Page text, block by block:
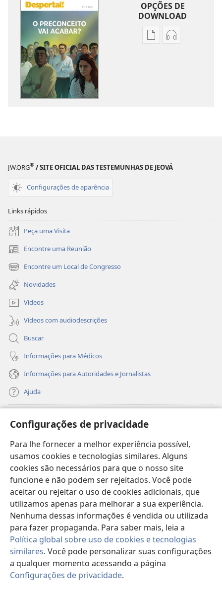
Configurações de privacidade
Para lhe fornecer a melhor experiência possível,
usamos cookies e tecnologias similares. Alguns
cookies são necessários para que o nosso site
funcione e não podem ser rejeitados. Você pode
aceitar ou rejeitar o uso de cookies adicionais, que
utilizamos apenas para melhorar a sua experiência.
Nenhuma dessas informações é vendida ou utilizada
para fazer propaganda. Para saber mais, leia a
Política global sobre uso de cookies e tecnologias
similares. Você pode personalizar suas configurações
a qualquer momento acessando a página
Configurações de privacidade.
OPÇÕES DE
DOWNLOAD
OpçõesOpções
JW.ORG® / SITE OFICIAL DAS TESTEMUNHAS DE JEOVÁ
Configurações de aparência
Links rápidos
Peça uma Visita
Encontre uma Reunião
(abre
nova
janela)
Encontre um Local de Congresso
(abre
nova
janela)
Novidades
Vídeos
Vídeos com audiodescrições
Buscar
Informações para Médicos
Informações para Autoridades e Jornalistas
Ajuda
(abre
nova
janela)
Biblioteca On-line da Torre de Vigia™
(abre
nova
janela)JW Hub
(abre
nova
janela)JW Library
Watchtower Library
Copyright© 2026 Watch Tower Bible and Tract Society of Pennsylvania.
TERMOS DE USO | POLÍTICA DE PRIVACIDADE
PRIVACIDADE